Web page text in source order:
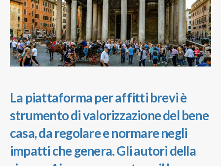
La piattaforma per affitti brevi è
strumento di valorizzazione del bene
casa, da regolare e normare negli
impatti che genera. Gli autori della